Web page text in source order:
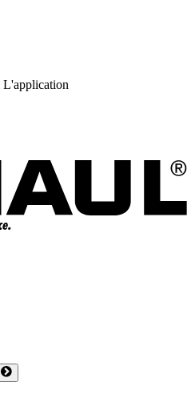
L'application